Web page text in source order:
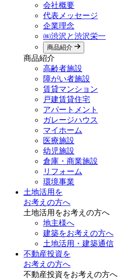
会社概要
代表メッセージ
企業理念
㈱渋沢と渋沢栄一
商品紹介
商品紹介
高齢者施設
障がい者施設
賃貸マンション
戸建賃貸住宅
アパートメント
ガレージハウス
マイホーム
医療施設
幼児施設
倉庫・商業施設
リフォーム
環境事業
土地活用を
お考えの方へ
土地活用をお考えの方へ
地主様へ
建築をお考えの方へ
土地活用・建築通信
不動産投資を
お考えの方へ
不動産投資をお考えの方へ